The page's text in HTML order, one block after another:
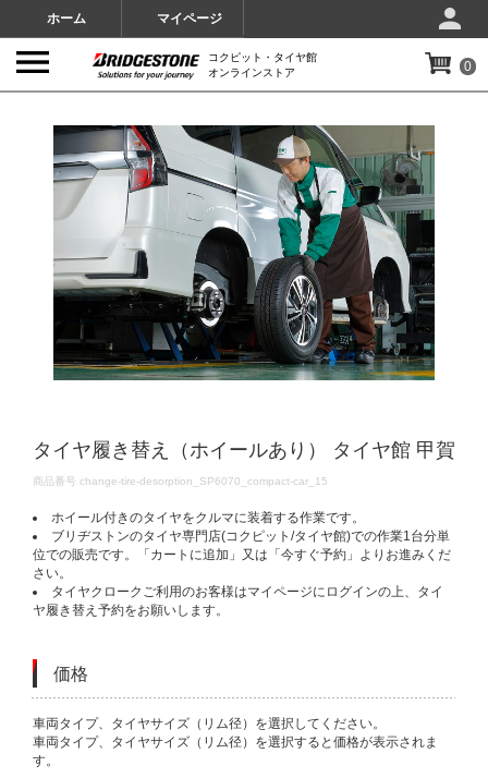
ホーム マイページ
コクピット・タイヤ館
オンラインストア
0
タイヤ履き替え（ホイールあり） タイヤ館 甲賀
DETAILS
商品番号 change-tire-desorption_SP6070_compact-car_15
ホイール付きのタイヤをクルマに装着する作業です。
ブリヂストンのタイヤ専門店(コクピット/タイヤ館)での作業1台分単
位での販売です。「カートに追加」又は「今すぐ予約」よりお進みくだ
さい。
タイヤクロークご利用のお客様はマイページにログインの上、タイ
ヤ履き替え予約をお願いします。
価格
VARIATIONS
車両タイプ、タイヤサイズ（リム径）を選択してください。
車両タイプ、タイヤサイズ（リム径）を選択すると価格が表示されま
す。